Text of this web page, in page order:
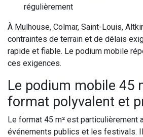
régulièrement
À Mulhouse, Colmar, Saint-Louis,
contraintes de terrain et de délais
rapide et fiable. Le podium mobile
ces exigences.
Le podium mobile 45
format polyvalent et
Le format 45 m² est particulièrement
événements publics et les festivals.